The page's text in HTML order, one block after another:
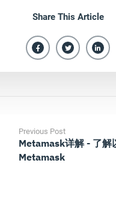
Share This Article
Previous Post
Metamask详解 - 了解
Metamask